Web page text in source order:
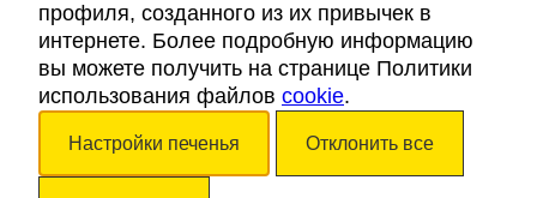
Cookies
Доступность
Авторские права © 2026. Каталонский Туристический Совет. Все права
профиля, созданного из их привычек в
интернете. Более подробную информацию
вы можете получить на странице Политики
использования файлов cookie.
Настройки печенья Отклонить все